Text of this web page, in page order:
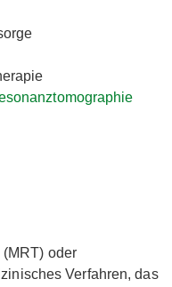
oder
Verfahren, das